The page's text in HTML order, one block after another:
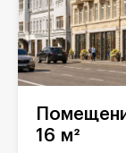
16 м²